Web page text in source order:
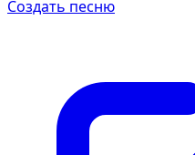
Создать песню